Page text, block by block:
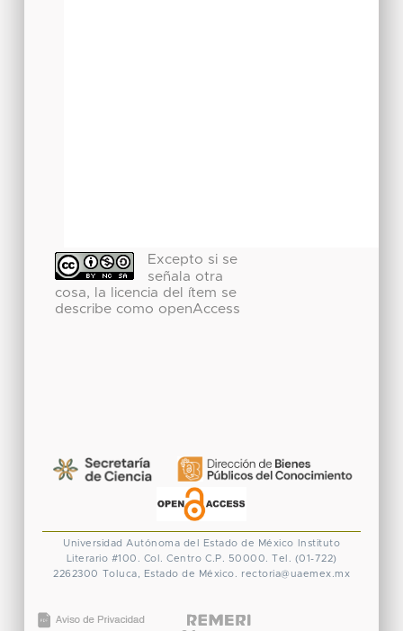
Excepto si se
señala otra
cosa, la licencia del ítem se
describe como openAccess
Universidad Autónoma del Estado de México
Instituto
Literario #100. Col. Centro C.P. 50000. Tel. (01-722)
2262300 Toluca, Estado de México. rectoria@uaemex.mx